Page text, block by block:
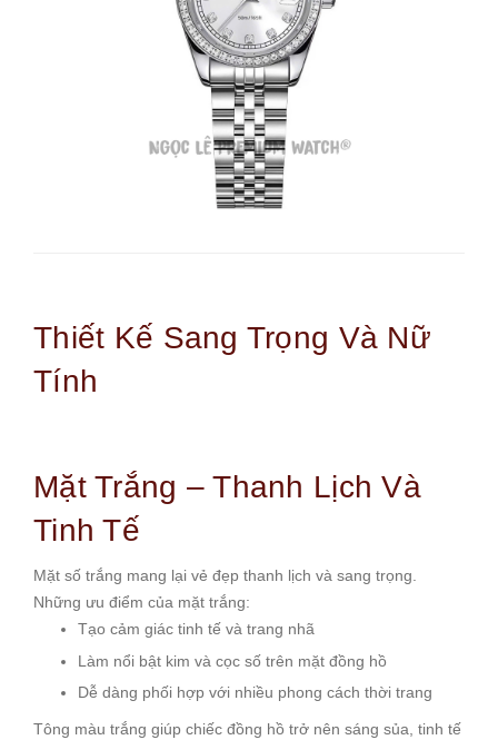
Thiết Kế Sang Trọng Và Nữ
Tính
Mặt Trắng – Thanh Lịch Và
Tinh Tế
Mặt số trắng mang lại vẻ đẹp thanh lịch và sang trọng.
Những ưu điểm của mặt trắng:
Tạo cảm giác tinh tế và trang nhã
Làm nổi bật kim và cọc số trên mặt đồng hồ
Dễ dàng phối hợp với nhiều phong cách thời trang
Tông màu trắng giúp chiếc đồng hồ trở nên sáng sủa, tinh tế